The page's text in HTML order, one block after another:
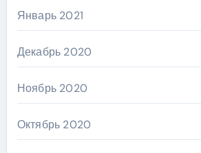
Январь 2021
Декабрь 2020
Ноябрь 2020
Октябрь 2020